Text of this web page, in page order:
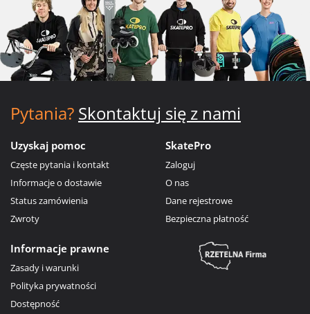
Pytania? Skontaktuj się z nami
Uzyskaj pomoc
Częste pytania i kontakt
Informacje o dostawie
Status zamówienia
Zwroty
SkatePro
Zaloguj
O nas
Dane rejestrowe
Bezpieczna płatność
Informacje prawne
Zasady i warunki
Polityka prywatności
Dostępność